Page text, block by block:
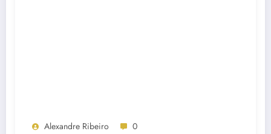
Alexandre Ribeiro 0